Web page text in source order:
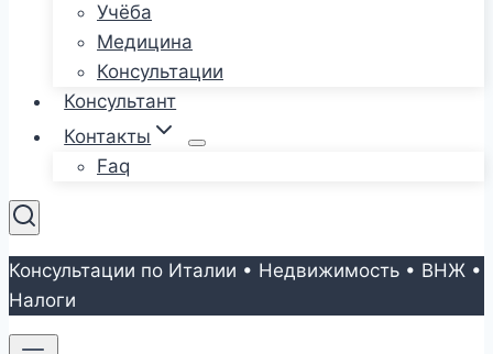
Учёба
Медицина
Консультации
Консультант
Контакты
Faq
Консультации по Италии • Недвижимость • ВНЖ •
Налоги